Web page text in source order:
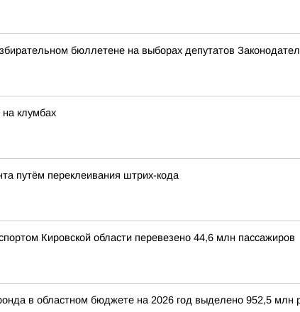
бюллетене на выборах депутатов
клумбах
путём переклеивания штрих-кода
Кировской области перевезено 44,6 млн пассажиров
в областном бюджете на 2026 год выделено 952,5 млн